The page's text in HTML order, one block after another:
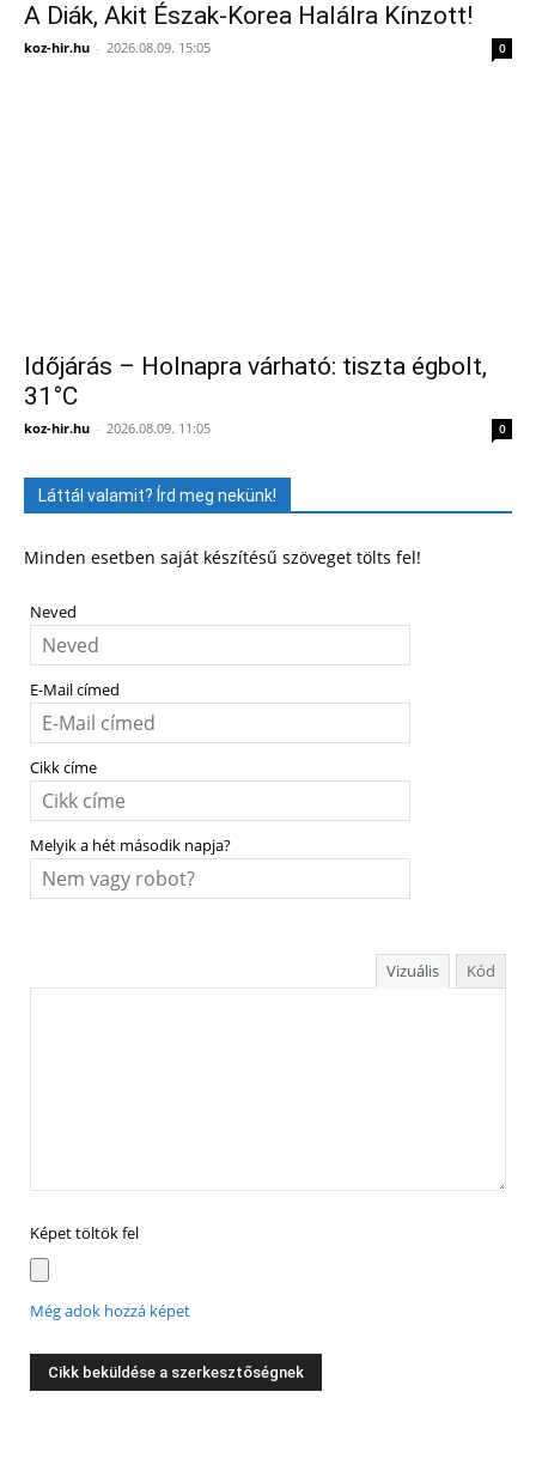
A Diák, Akit Észak-Korea Halálra Kínzott!
koz-hir.hu - 2026.08.09. 15:05 0
Időjárás – Holnapra várható: tiszta égbolt,
31°C
koz-hir.hu - 2026.08.09. 11:05 0
Láttál valamit? Írd meg nekünk!
Minden esetben saját készítésű szöveget tölts fel!
Neved
E-Mail címed
Cikk címe
Melyik a hét második napja?
Vizuális Kód
Képet töltök fel
Még adok hozzá képet